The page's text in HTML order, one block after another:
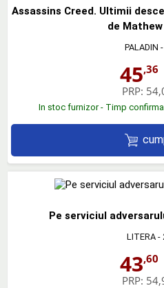
Assassins Creed. Ultimii
de
PALADIN
45,36
PRP:
In stoc furnizor - Timp
Pe serviciul
LITERA -
43,60
PRP: